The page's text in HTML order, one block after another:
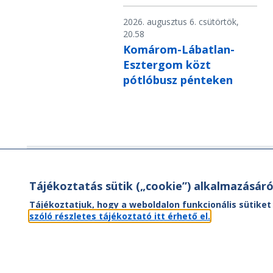
2026. augusztus 6. csütörtök,
20.58
Komárom-Lábatlan-
Esztergom közt
pótlóbusz pénteken
Hírlevelünk segítségével értesülhet
aktuális híreinkről, utazási
valamint az Önt érintő
Tájékoztatás sütik („cookie”)
Tájékoztatjuk, hogy a weboldalon funkcionális
szóló részletes tájékoztató itt érhető el.